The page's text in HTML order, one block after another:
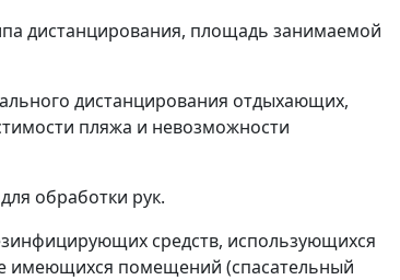
дистанцирования, площадь занимаемой
дистанцирования отдыхающих,
пляжа и невозможности
обработки рук.
средств, использующихся
имеющихся помещений (спасательный